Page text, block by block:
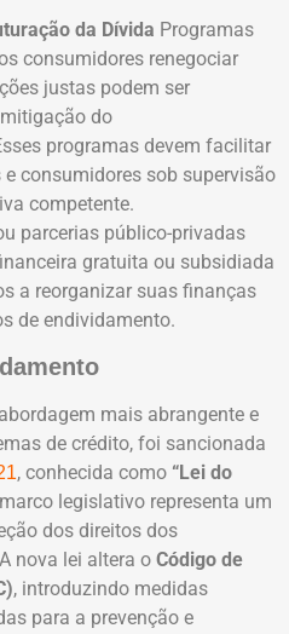
da Dívida Programas
consumidores renegociar
justas podem ser
do
programas devem facilitar
e consumidores sob supervisão
competente.
parcerias público-privadas
gratuita ou subsidiada
a reorganizar suas finanças
de endividamento.
mais abrangente e
de crédito, foi sancionada
, conhecida como “Lei do
legislativo representa um
dos direitos dos
nova lei altera o Código de
, introduzindo medidas
para a prevenção e